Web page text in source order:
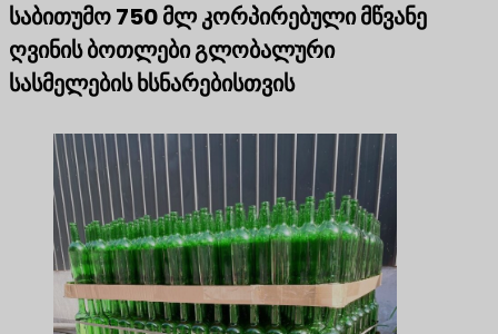
საბითუმო 750 მლ კორპირებული მწვანე
ღვინის ბოთლები გლობალური
სასმელების ხსნარებისთვის